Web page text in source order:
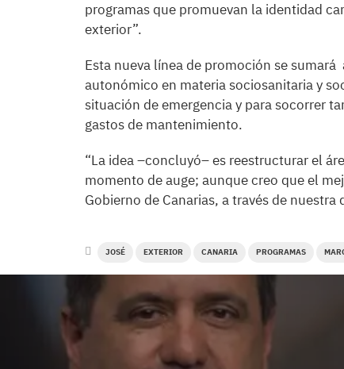
programas que promuevan la identidad
exterior”.
Esta nueva línea de promoción se
autonómico en materia sociosanitaria y
situación de emergencia y para socorrer
gastos de mantenimiento.
“La idea –concluyó– es reestructurar el
momento de auge; aunque creo que el
Gobierno de Canarias, a través de
JOSÉ EXTERIOR CANARIA PROGRAMAS